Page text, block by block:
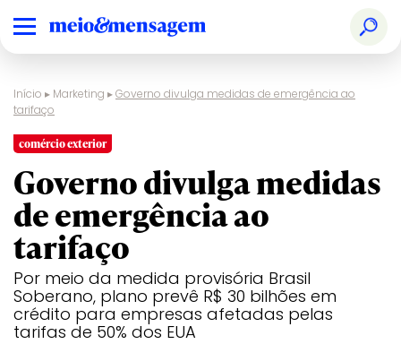
Início ▸ Marketing ▸Governo divulga medidas de emergência ao
tarifaço
comércio exterior
Governo divulga medidas
de emergência ao
tarifaço
Por meio da medida provisória Brasil
Soberano, plano prevê R$ 30 bilhões em
crédito para empresas afetadas pelas
tarifas de 50% dos EUA